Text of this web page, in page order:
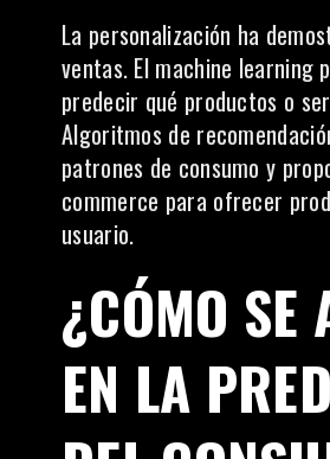
La personalización ha
ventas. El machine learning
predecir qué productos o
Algoritmos de
patrones de consumo y
commerce para ofrecer
usuario.
¿CÓMO SE
EN LA